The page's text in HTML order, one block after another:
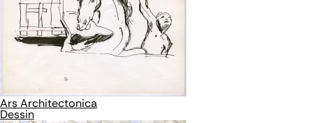
Ars Architectonica
Dessin